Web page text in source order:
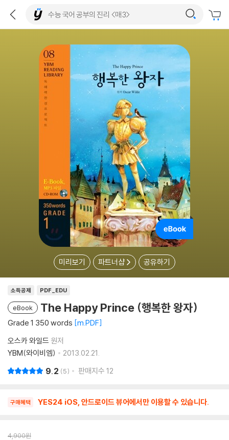
미리보기 파트너샵 공유하기
소득공제 PDF_EDU
eBook The Happy Prince (행복한 왕자)
Grade 1 350 words m.PDF
오스카 와일드 원저
YBM(와이비엠)
2013.02.21.
9.2 5 판매지수 12
구매혜택 YES24 iOS, 안드로이드 뷰어에서만 이용할 수 있습니다.
4,900원